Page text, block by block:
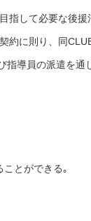
して必要な後援
約に則り、同
指導員の派遣を
とができる｡